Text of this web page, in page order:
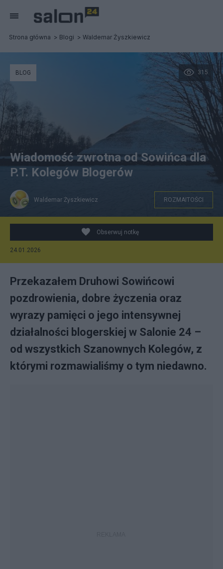
Strona główna Blogi Waldemar Żyszkiewicz
wraz z Kopcem Józefa Piłsudskiego najwyższe
wzniesienie npm. w Krakowie - zimą
315
BLOG
Wiadomość zwrotna od Sowińca dla
P.T. Kolegów Blogerów
Waldemar Żyszkiewicz ROZMAITOŚCI
Obserwuj notkę
24.01.2026
Przekazałem Druhowi Sowińcowi
pozdrowienia, dobre życzenia oraz
wyrazy pamięci o jego intensywnej
działalności blogerskiej w Salonie 24 –
od wszystkich Szanownych Kolegów, z
którymi rozmawialiśmy o tym niedawno.